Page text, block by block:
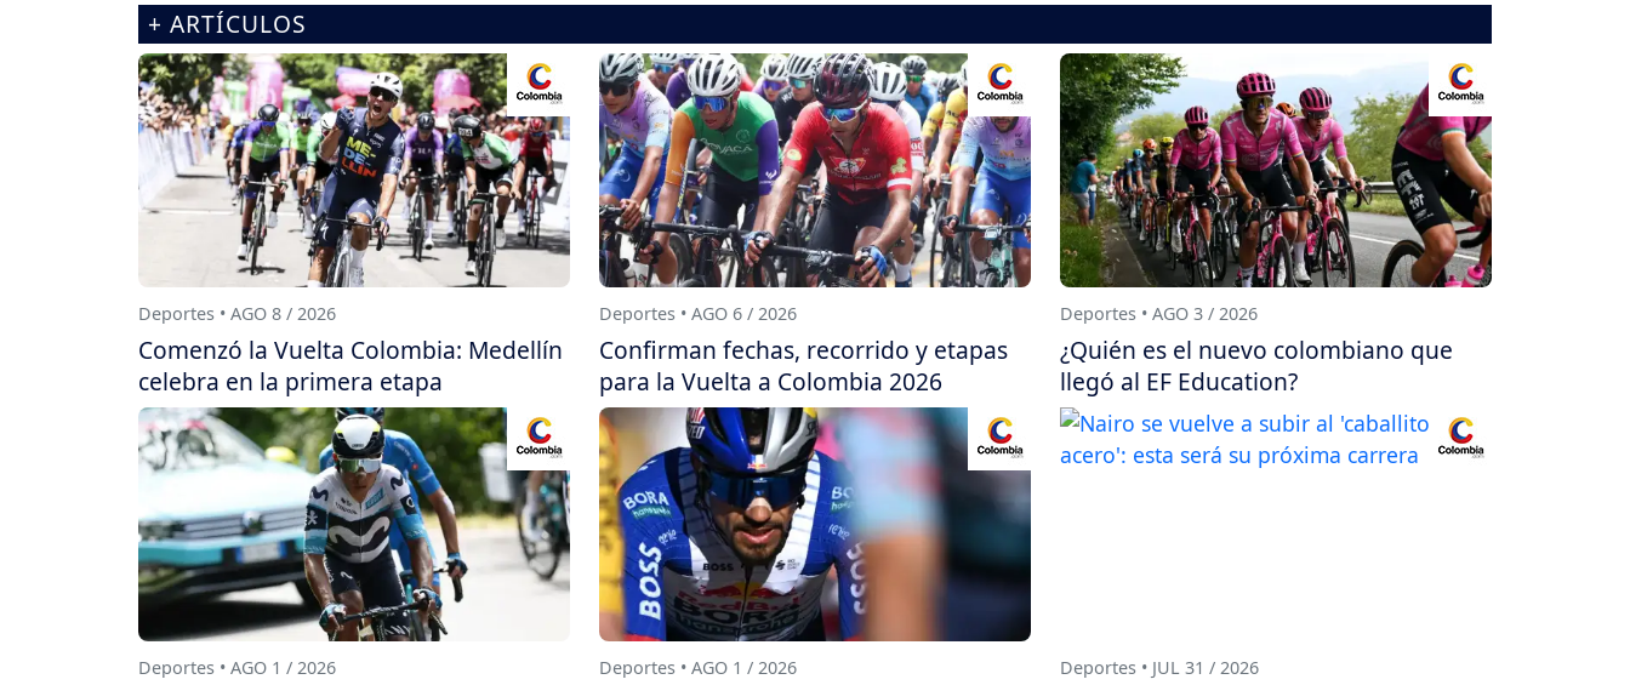
+ ARTÍCULOS
Deportes • AGO 8 / 2026
Comenzó la Vuelta Colombia: Medellín
celebra en la primera etapa
Deportes • AGO 6 / 2026
Confirman fechas, recorrido y etapas
para la Vuelta a Colombia 2026
Deportes • AGO 3 / 2026
¿Quién es el nuevo colombiano que
llegó al EF Education?
Deportes • AGO 1 / 2026 Deportes • AGO 1 / 2026 Deportes • JUL 31 / 2026